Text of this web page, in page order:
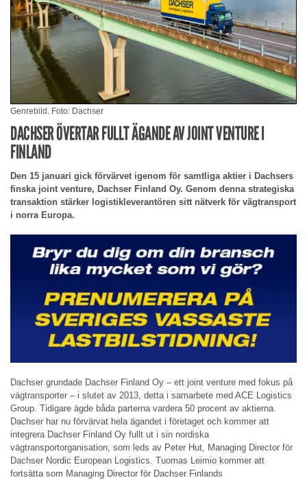
Genrebild. Foto: Dachser
DACHSER ÖVERTAR FULLT ÄGANDE AV JOINT VENTURE I
FINLAND
Den 15 januari gick förvärvet igenom för samtliga aktier i Dachsers
finska joint venture, Dachser Finland Oy. Genom denna strategiska
transaktion stärker logistikleverantören sitt nätverk för vägtransport
i norra Europa.
Dachser grundade Dachser Finland Oy – ett joint venture med fokus på
vägtransporter – i slutet av 2013, detta i samarbete med ACE Logistics
Group. Tidigare ägde båda parterna vardera 50 procent av aktierna.
Dachser har nu förvärvat hela ägandet i företaget och kommer att
integrera Dachser Finland Oy fullt ut i sin nordiska
vägtransportorganisation, som leds av Peter Hut, Managing Director för
Dachser Nordic European Logistics. Tuomas Leimio kommer att
fortsätta som Managing Director för Dachser Finlands